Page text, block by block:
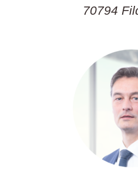
70794